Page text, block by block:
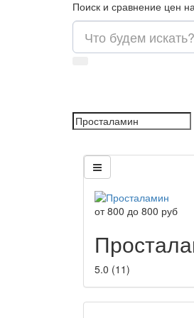
Поиск и сравнение цен
от800 до 800 руб
5.0 (11)